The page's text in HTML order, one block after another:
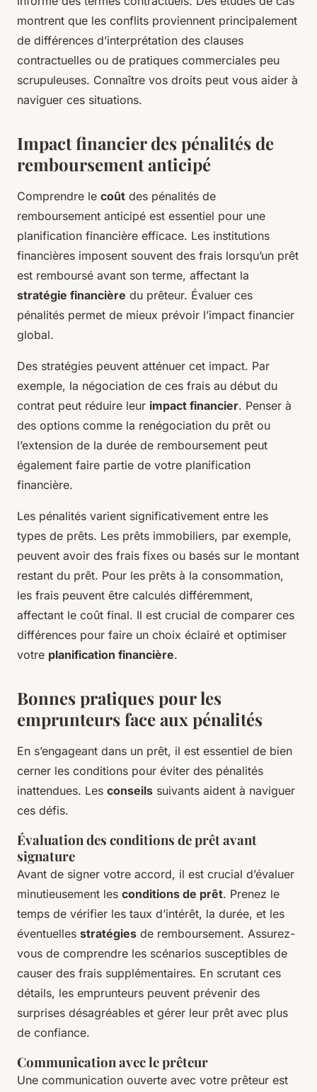
montrent que les conflits proviennent principalement
de différences d’interprétation des clauses
contractuelles ou de pratiques commerciales peu
scrupuleuses. Connaître vos droits peut vous aider à
naviguer ces situations.
Impact financier des pénalités de
remboursement anticipé
Comprendre le coût des pénalités de
remboursement anticipé est essentiel pour une
planification financière efficace. Les institutions
financières imposent souvent des frais lorsqu’un prêt
est remboursé avant son terme, affectant la
stratégie financière du prêteur. Évaluer ces
pénalités permet de mieux prévoir l’impact financier
global.
Des stratégies peuvent atténuer cet impact. Par
exemple, la négociation de ces frais au début du
contrat peut réduire leur impact financier. Penser à
des options comme la renégociation du prêt ou
l’extension de la durée de remboursement peut
également faire partie de votre planification
financière.
Les pénalités varient significativement entre les
types de prêts. Les prêts immobiliers, par exemple,
peuvent avoir des frais fixes ou basés sur le montant
restant du prêt. Pour les prêts à la consommation,
les frais peuvent être calculés différemment,
affectant le coût final. Il est crucial de comparer ces
différences pour faire un choix éclairé et optimiser
votre planification financière.
Bonnes pratiques pour les
emprunteurs face aux pénalités
En s’engageant dans un prêt, il est essentiel de bien
cerner les conditions pour éviter des pénalités
inattendues. Les conseils suivants aident à naviguer
ces défis.
Évaluation des conditions de prêt avant
signature
Avant de signer votre accord, il est crucial d’évaluer
minutieusement les conditions de prêt. Prenez le
temps de vérifier les taux d’intérêt, la durée, et les
éventuelles stratégies de remboursement. Assurez-
vous de comprendre les scénarios susceptibles de
causer des frais supplémentaires. En scrutant ces
détails, les emprunteurs peuvent prévenir des
surprises désagréables et gérer leur prêt avec plus
de confiance.
Communication avec le prêteur
Une communication ouverte avec votre prêteur est